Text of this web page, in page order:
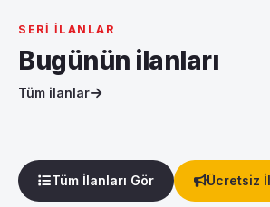
SERI İLANLAR
Bugünün ilanları
Tüm ilanlar
Tüm İlanları Gör Ücretsiz